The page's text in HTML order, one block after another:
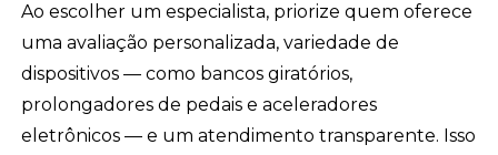
Ao escolher um especialista, priorize quem oferece
uma avaliação personalizada, variedade de
dispositivos — como bancos giratórios,
prolongadores de pedais e aceleradores
eletrônicos — e um atendimento transparente. Isso